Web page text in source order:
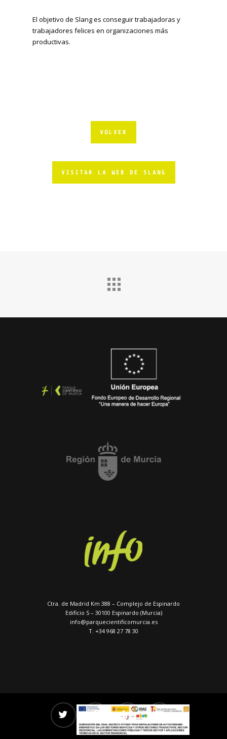
El objetivo de Slang es conseguir trabajadoras y
trabajadores felices en organizaciones más
productivas.
VOLVER
VISITAR LA WEB DE SLANG
Ctra. de Madrid Km 388 – Complejo de Espinardo
Edificio S – 30100 Espinardo (Murcia)
info@parquecientificomurcia.es
T. +34 968 27 78 30